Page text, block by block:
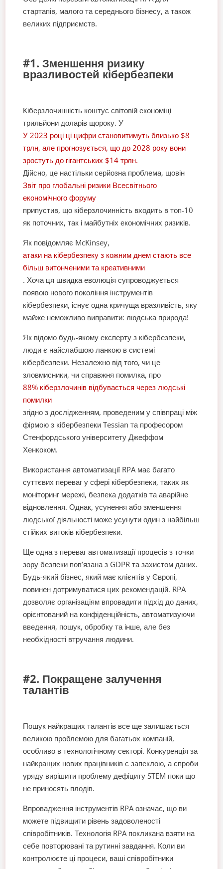
стартапів, малого та середнього бізнесу, а також
великих підприємств.
#1. Зменшення ризику
вразливостей кібербезпеки
Кіберзлочинність коштує світовій економіці
трильйони доларів щороку. У
У 2023 році ці цифри становитимуть близько $8
трлн, але прогнозується, що до 2028 року вони
зростуть до гігантських $14 трлн.
Дійсно, це настільки серйозна проблема, щовін
Звіт про глобальні ризики Всесвітнього
економічного форуму
припустив, що кіберзлочинність входить в топ-10
як поточних, так і майбутніх економічних ризиків.
Як повідомляє McKinsey,
атаки на кібербезпеку з кожним днем стають все
більш витонченими та креативними
. Хоча ця швидка еволюція супроводжується
появою нового покоління інструментів
кібербезпеки, існує одна кричуща вразливість, яку
майже неможливо виправити: людська природа!
Як відомо будь-якому експерту з кібербезпеки,
люди є найслабшою ланкою в системі
кібербезпеки. Незалежно від того, чи це
зловмисники, чи справжня помилка, про
88% кіберзлочинів відбувається через людські
помилки
згідно з дослідженням, проведеним у співпраці між
фірмою з кібербезпеки Tessian та професором
Стенфордського університету Джеффом
Хенкоком.
Використання автоматизації RPA має багато
суттєвих переваг у сфері кібербезпеки, таких як
моніторинг мережі, безпека додатків та аварійне
відновлення. Однак, усунення або зменшення
людської діяльності може усунути один з найбільш
стійких витоків кібербезпеки.
Ще одна з переваг автоматизації процесів з точки
зору безпеки пов’язана з GDPR та захистом даних.
Будь-який бізнес, який має клієнтів у Європі,
повинен дотримуватися цих рекомендацій. RPA
дозволяє організаціям впровадити підхід до даних,
орієнтований на конфіденційність, автоматизуючи
введення, пошук, обробку та інше, але без
необхідності втручання людини.
#2. Покращене залучення
талантів
Пошук найкращих талантів все ще залишається
великою проблемою для багатьох компаній,
особливо в технологічному секторі. Конкуренція за
найкращих нових працівників є запеклою, а спроби
уряду вирішити проблему дефіциту STEM поки що
не приносять плодів.
Впровадження інструментів RPA означає, що ви
можете підвищити рівень задоволеності
співробітників. Технологія RPA покликана взяти на
себе повторювані та рутинні завдання. Коли ви
контролюєте ці процеси, ваші співробітники